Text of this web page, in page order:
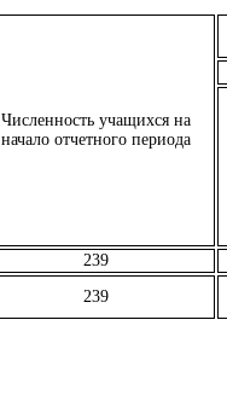
Численность учащихся на
начало отчетного периода
239
239